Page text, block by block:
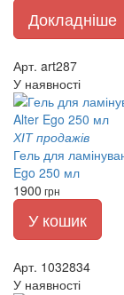
Докладніше
Арт. art287
У наявності
ХІТ продажів
Гель для
Ego 250 мл
1900 грн
У кошик
Арт. 1032834
У наявності